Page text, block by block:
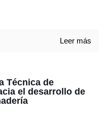
Leer más
Técnica de
el desarrollo de